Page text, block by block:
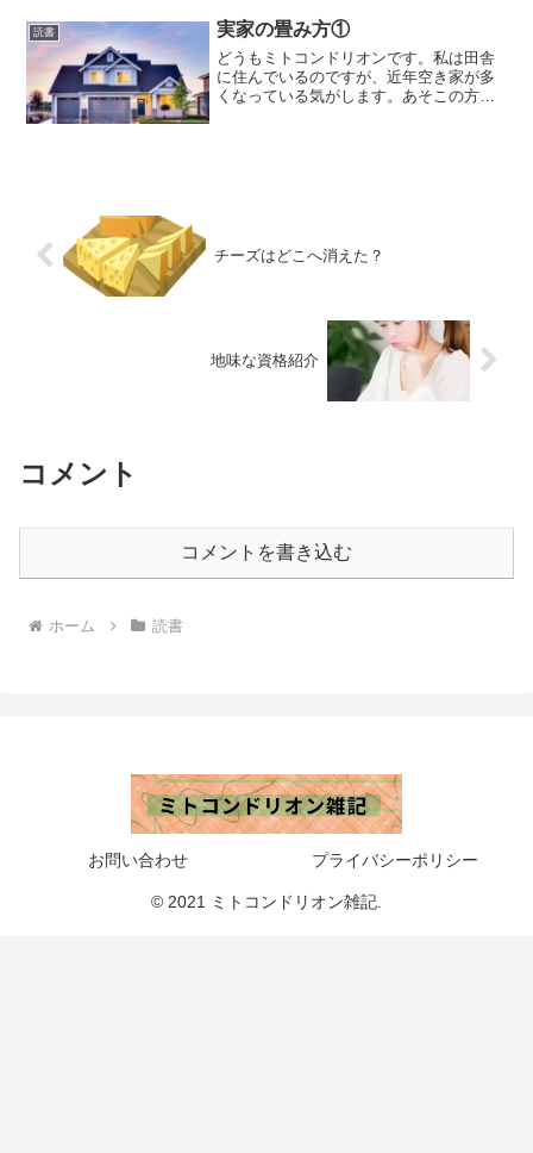
一つは急性正義中毒です。これ...
読書 実家の畳み方①
どうもミトコンドリオンです。私は田舎
に住んでいるのですが、近年空き家が多
くなっている気がします。あそこの方が
チーズはどこへ消えた？
地味な資格紹介
コメント
コメントを書き込む
ホーム 読書
お問い合わせ プライバシーポリシー
© 2021 ミトコンドリオン雑記.